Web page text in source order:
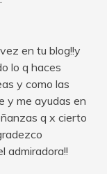
en tu blog!!y
lo q haces
y como las
y me ayudas en
q x cierto
admiradora!!